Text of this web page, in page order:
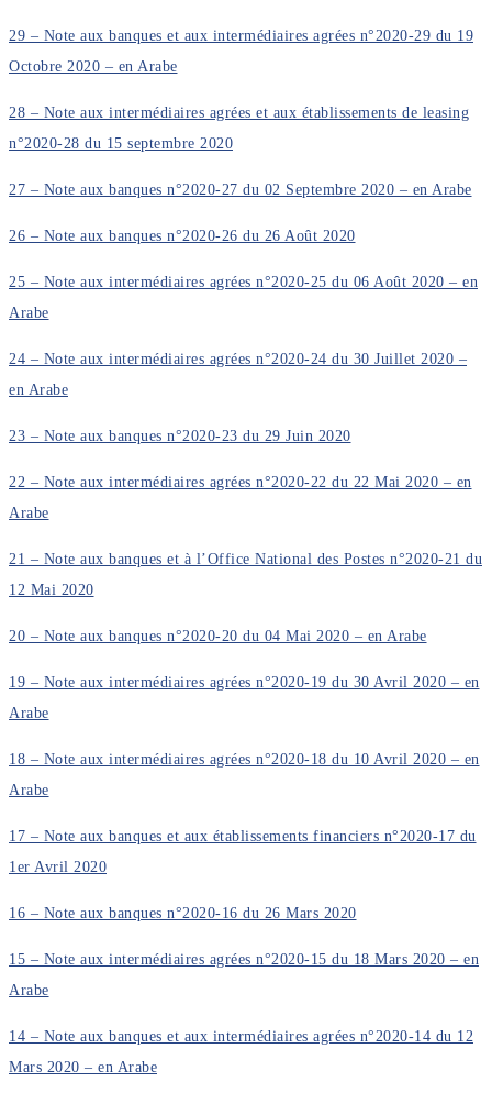
29 – Note aux banques et aux intermédiaires agrées n°2020-29 du 19
Octobre 2020 – en Arabe
28 – Note aux intermédiaires agrées et aux établissements de leasing
n°2020-28 du 15 septembre 2020
27 – Note aux banques n°2020-27 du 02 Septembre 2020 – en Arabe
26 – Note aux banques n°2020-26 du 26 Août 2020
25 – Note aux intermédiaires agrées n°2020-25 du 06 Août 2020 – en
Arabe
24 – Note aux intermédiaires agrées n°2020-24 du 30 Juillet 2020 –
en Arabe
23 – Note aux banques n°2020-23 du 29 Juin 2020
22 – Note aux intermédiaires agrées n°2020-22 du 22 Mai 2020 – en
Arabe
21 – Note aux banques et à l’Office National des Postes n°2020-21 du
12 Mai 2020
20 – Note aux banques n°2020-20 du 04 Mai 2020 – en Arabe
19 – Note aux intermédiaires agrées n°2020-19 du 30 Avril 2020 – en
Arabe
18 – Note aux intermédiaires agrées n°2020-18 du 10 Avril 2020 – en
Arabe
17 – Note aux banques et aux établissements financiers n°2020-17 du
1er Avril 2020
16 – Note aux banques n°2020-16 du 26 Mars 2020
15 – Note aux intermédiaires agrées n°2020-15 du 18 Mars 2020 – en
Arabe
14 – Note aux banques et aux intermédiaires agrées n°2020-14 du 12
Mars 2020 – en Arabe